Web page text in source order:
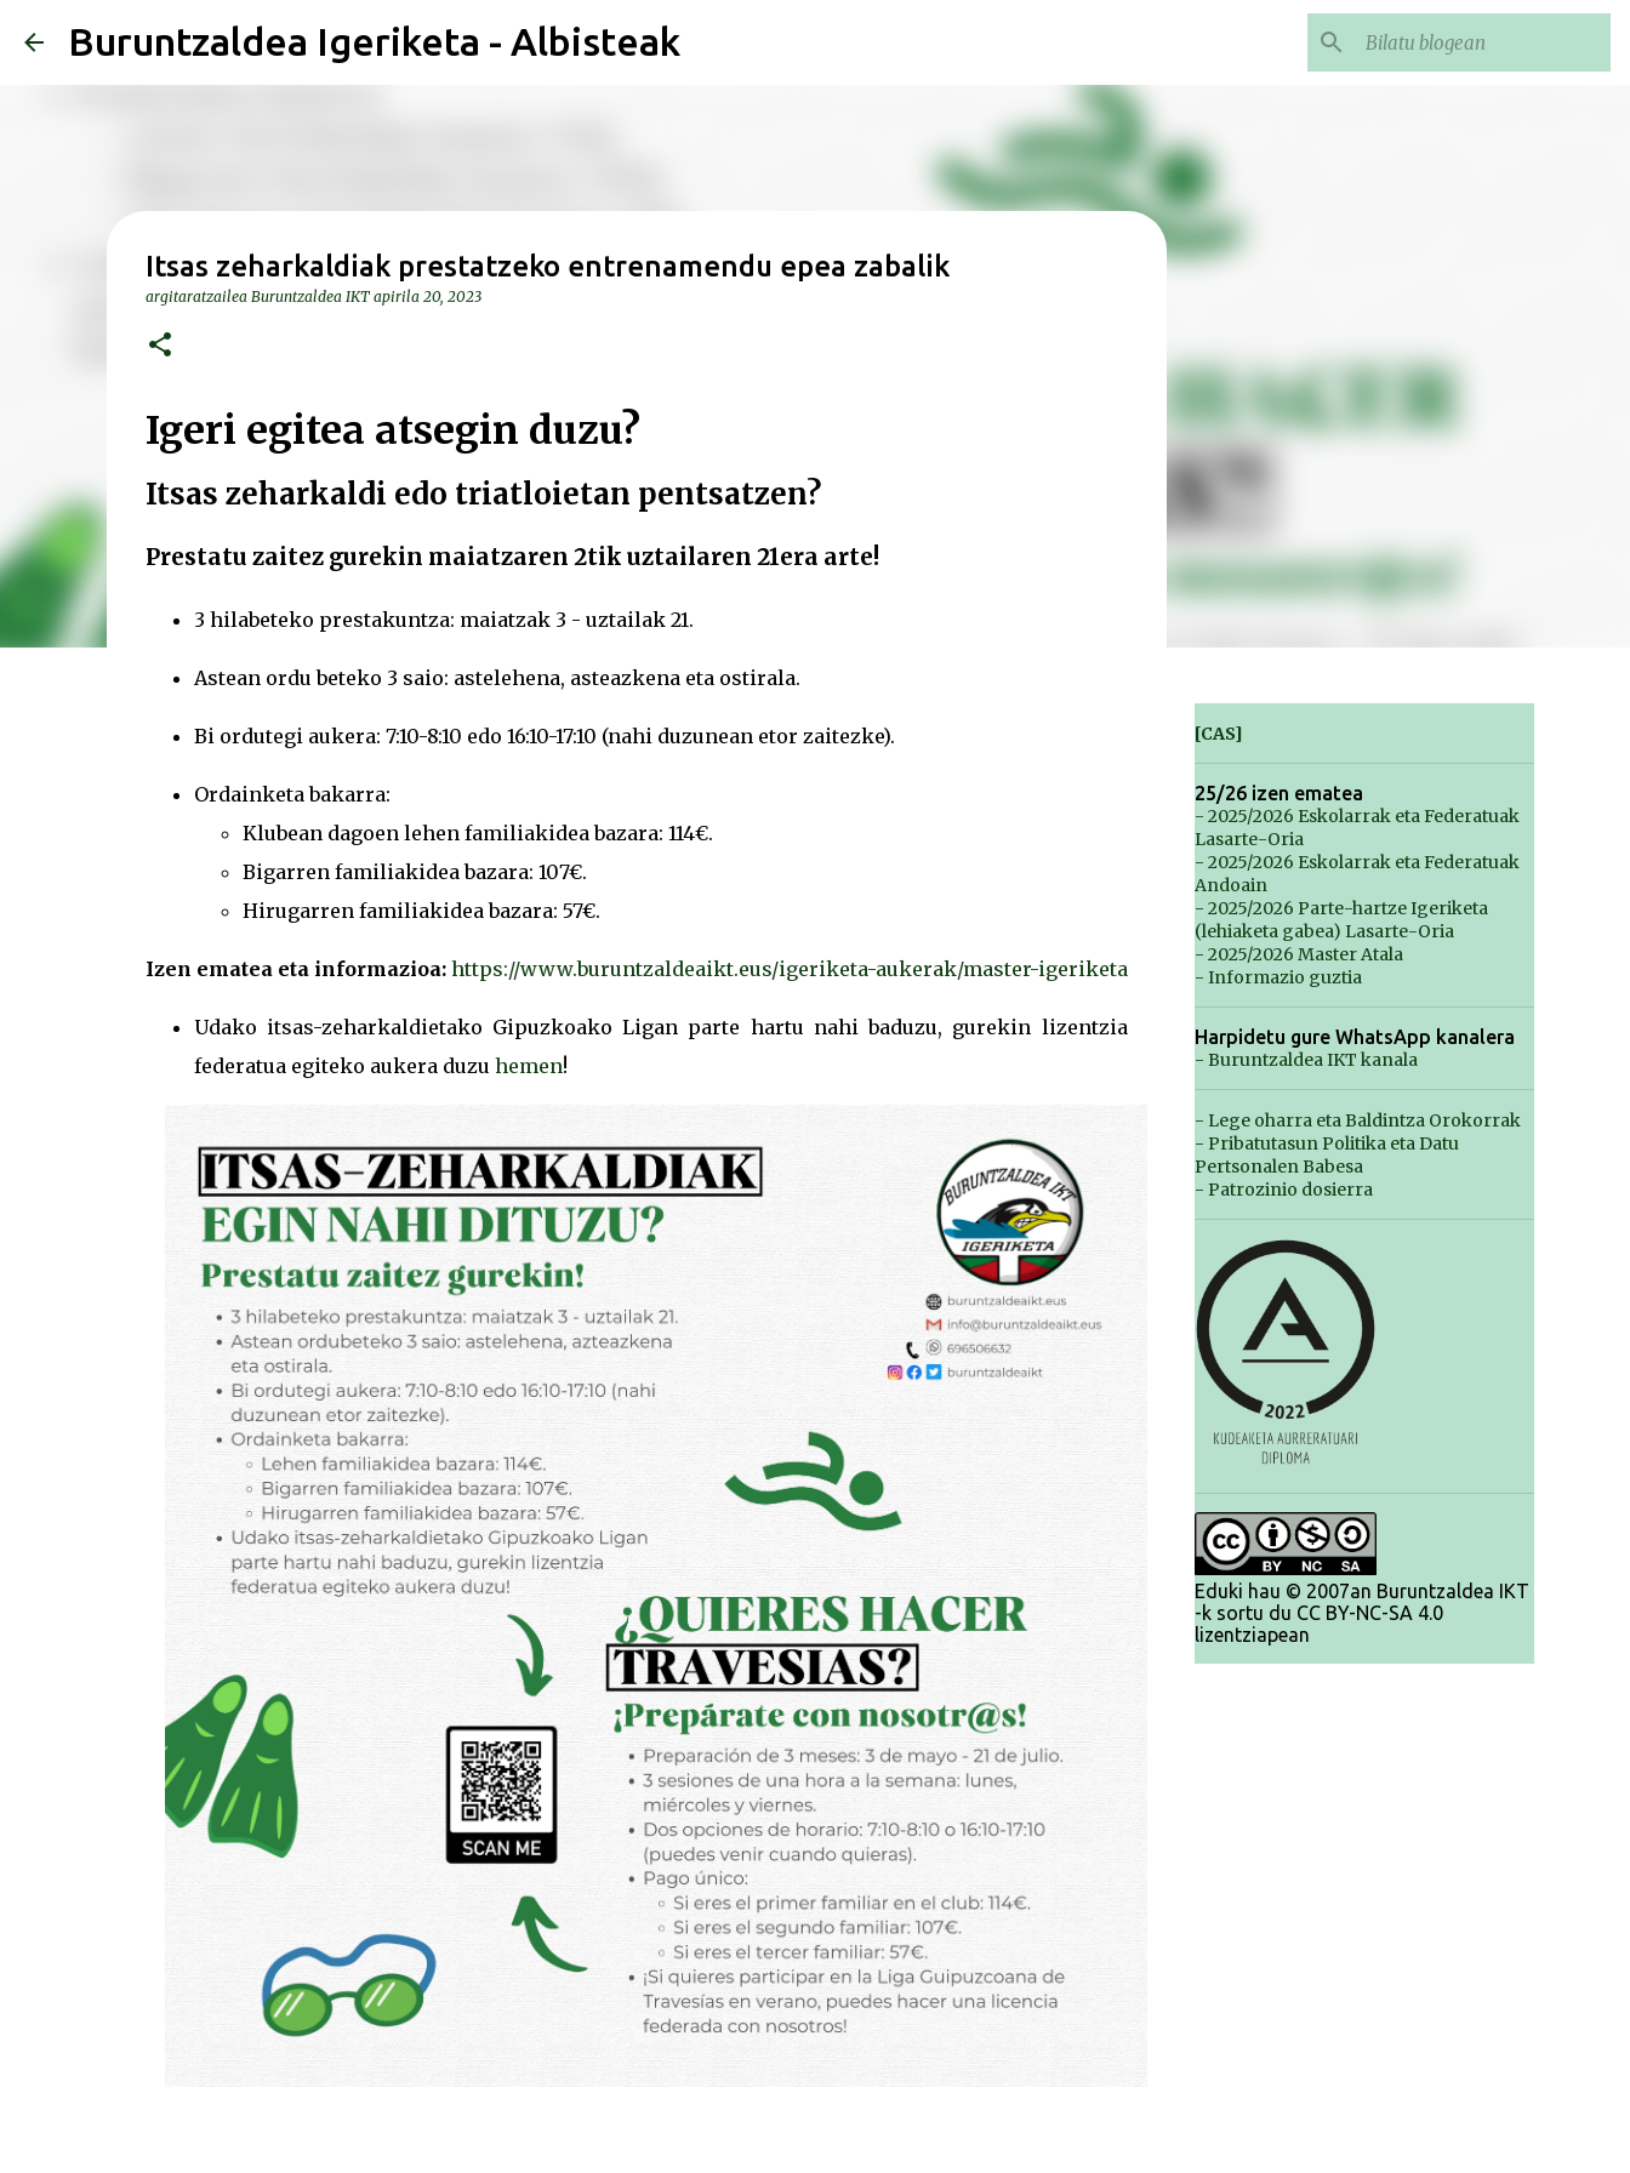
Saltatu eta joan eduki nagusira
Buruntzaldea Igeriketa - Albisteak
Itsas zeharkaldiak prestatzeko entrenamendu epea zabalik
argitaratzailea Buruntzaldea IKT apirila 20, 2023
Igeri egitea atsegin duzu?
Itsas zeharkaldi edo triatloietan pentsatzen?
Prestatu zaitez gurekin maiatzaren 2tik uztailaren 21era arte!
3 hilabeteko prestakuntza: maiatzak 3 - uztailak 21.
Astean ordu beteko 3 saio: astelehena, asteazkena eta ostirala.
Bi ordutegi aukera: 7:10-8:10 edo 16:10-17:10 (nahi duzunean etor zaitezke).
Ordainketa bakarra:
Klubean dagoen lehen familiakidea bazara: 114€.
Bigarren familiakidea bazara: 107€.
Hirugarren familiakidea bazara: 57€.
Izen ematea eta informazioa: https://www.buruntzaldeaikt.eus/igeriketa-aukerak/master-igeriketa
Udako itsas-zeharkaldietako Gipuzkoako Ligan parte hartu nahi baduzu, gurekin lizentzia
federatua egiteko aukera duzu hemen!
[CAS]
25/26 izen ematea
- 2025/2026 Eskolarrak eta Federatuak
Lasarte-Oria
- 2025/2026 Eskolarrak eta Federatuak
Andoain
- 2025/2026 Parte-hartze Igeriketa
(lehiaketa gabea) Lasarte-Oria
- 2025/2026 Master Atala
- Informazio guztia
Harpidetu gure WhatsApp kanalera
- Buruntzaldea IKT kanala
- Lege oharra eta Baldintza Orokorrak
- Pribatutasun Politika eta Datu
Pertsonalen Babesa
- Patrozinio dosierra
Eduki hau © 2007an Buruntzaldea IKT
-k sortu du CC BY-NC-SA 4.0
lizentziapean